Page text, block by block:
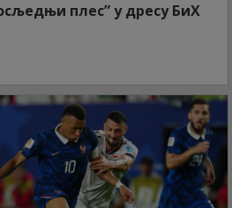
плес” у дресу БиХ